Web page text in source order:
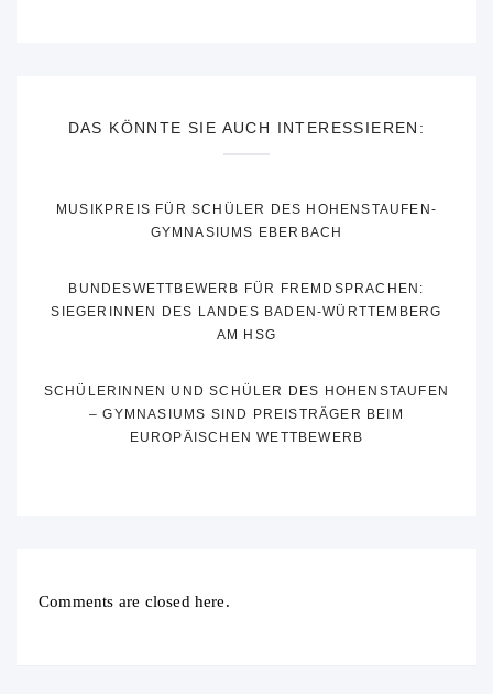
DAS KÖNNTE SIE AUCH INTERESSIEREN:
MUSIKPREIS FÜR SCHÜLER DES HOHENSTAUFEN-
GYMNASIUMS EBERBACH
BUNDESWETTBEWERB FÜR FREMDSPRACHEN:
SIEGERINNEN DES LANDES BADEN-WÜRTTEMBERG
AM HSG
SCHÜLERINNEN UND SCHÜLER DES HOHENSTAUFEN
– GYMNASIUMS SIND PREISTRÄGER BEIM
EUROPÄISCHEN WETTBEWERB
Comments are closed here.